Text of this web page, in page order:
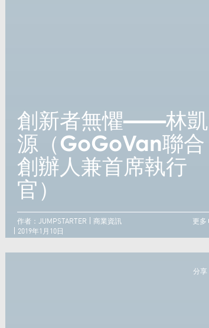
創造源於求變——
Emma Yang (
Timeless 創辦人 )
創新者無懼——林凱
源（GoGoVan聯合
創辦人兼首席執行
官）
作者：JUMPSTARTER
商業資訊
2019年1月10日
更多
分享